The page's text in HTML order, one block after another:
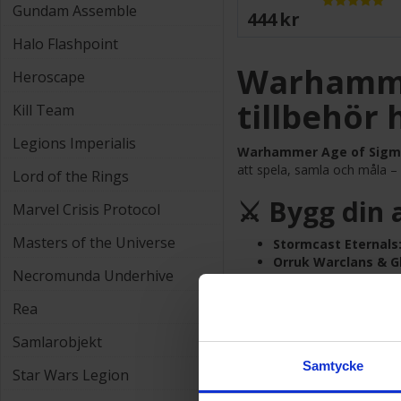
Samtycke
Gundam Assemble
Halo Flashpoint
Heroscape
Kill Team
Legions Imperialis
Lord of the Rings
Marvel Crisis Protocol
Masters of the Universe
Necromunda Underhive
Rea
Samlarobjekt
Star Wars Legion
444 SEK
tillbehör
Warhammer Age of
att spela, samla och måla
⚔️ Bygg din
Stormcast Eternals:
Orruk Warclans &
🎯 Allt du
Startlådor:
Battletomes: